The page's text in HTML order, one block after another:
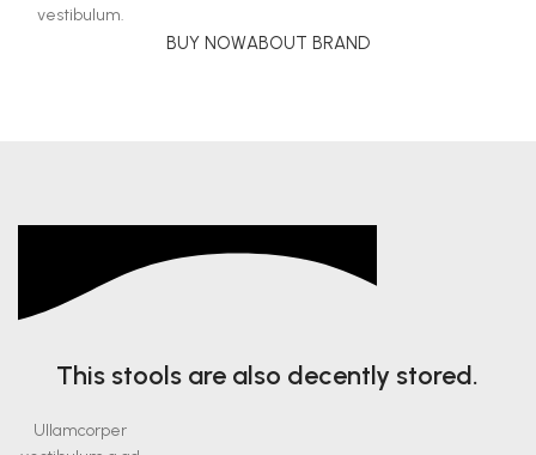
vestibulum.
BUY NOWABOUT BRAND
This stools are also decently stored.
Ullamcorper